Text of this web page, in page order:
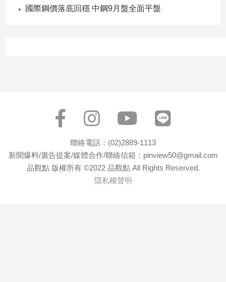
消
／
國際鋼價落底回穩 中鋼9月盤全面平盤
聯絡電話：(02)2889-1113
新聞爆料/廣告提案/媒體合作/聯絡信箱：pinview50@gmail.com
品觀點 版權所有 ©2022 品觀點 All Rights Reserved.
隱私權聲明